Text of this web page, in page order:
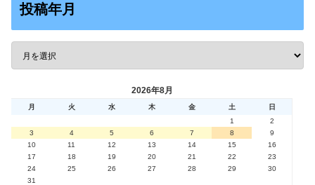
投稿年月
2026年8月
月 火 水 木 金 土
日
1
2
3
4 5 6 7 8
9
10
11 12 13 14 15
16
17
18 19 20 21 22
23
24
25 26 27 28 29
30
31